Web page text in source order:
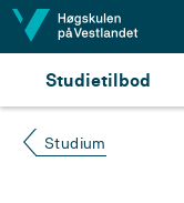
Hopp til innhald
Studietilbod
Studium